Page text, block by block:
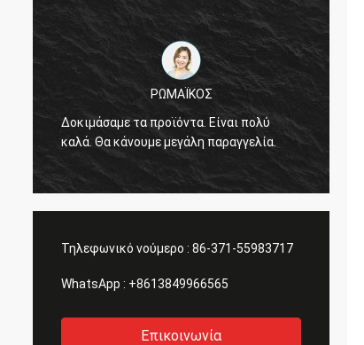
ΡΩΜΑΪΚΟΣ
Δοκιμάσαμε τα προϊόντα. Είναι πολύ
καλά. Θα κάνουμε μεγάλη παραγγελία.
Τηλεφωνικό νούμερο : 86-371-55983717
WhatsApp : +8613849966565
Επικοινωνία